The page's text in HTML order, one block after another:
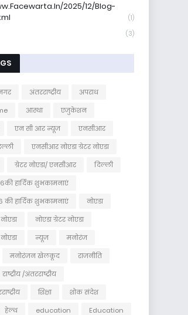
2025/12/blog-
(1)
(3)
अंतरराष्ट्रीय
अपराध
आस्था
एजुकेशन
एन सी आर न्यूज
एनसीआर
एनसीआर नोएडा ग्रेटर नोएडा
ग्रेटर नोएडा/ एनसीआर
दिल्ली
हार्दिक शुभकामनाएं
की हार्दिक शुभकामनाएं
नोएडा
नोएडा ग्रेटर नोएडा
न्यूज
मनोरंज
मनोरंजन खेलकूद
राजनीति
राष्ट्रीय /अंतरराष्ट्रीय
शिक्षा
शोक संदेश
हेल्थ education Education